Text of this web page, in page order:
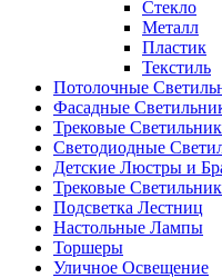
Стекло
Металл
Пластик
Текстиль
Потолочные
Фасадные
Трековые
Светодиодные
Детские Люстры и
Трековые
Подсветка Лестниц
Настольные Лампы
Торшеры
Уличное Освещение